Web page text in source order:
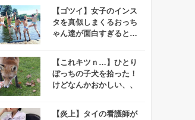
【ゴツイ】女子のインス
タを真似しまくるおっち
ゃん達が面白すぎると話
【これキツｎ…】ひとり
ぼっちの子犬を拾った！
けどなんかおかしい、、
【炎上】タイの看護師が